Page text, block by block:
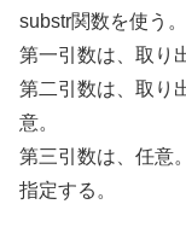
substr関数を使う。
第一引数は、取り
第二引数は、取り
意。
第三引数は、任意
指定する。